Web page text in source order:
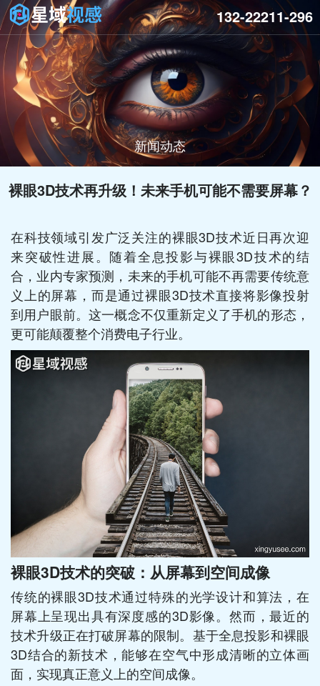
新闻动态
132-22211-296
裸眼3D技术再升级！未来手机可能不需要屏幕？
在科技领域引发广泛关注的裸眼3D技术近日再次迎
来突破性进展。随着全息投影与裸眼3D技术的结
合，业内专家预测，未来的手机可能不再需要传统意
义上的屏幕，而是通过裸眼3D技术直接将影像投射
到用户眼前。这一概念不仅重新定义了手机的形态，
更可能颠覆整个消费电子行业。
裸眼3D技术的突破：从屏幕到空间成像
传统的裸眼3D技术通过特殊的光学设计和算法，在
屏幕上呈现出具有深度感的3D影像。然而，最近的
技术升级正在打破屏幕的限制。基于全息投影和裸眼
3D结合的新技术，能够在空气中形成清晰的立体画
面，实现真正意义上的空间成像。